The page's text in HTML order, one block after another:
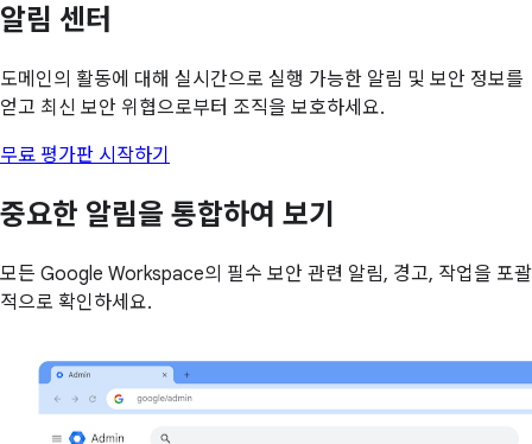
알림 센터
도메인의 활동에 대해 실시간으로 실행 가능한 알림 및 보안 정보를
얻고 최신 보안 위협으로부터 조직을 보호하세요.
무료 평가판 시작하기
중요한 알림을 통합하여 보기
모든 Google Workspace의 필수 보안 관련 알림, 경고, 작업을 포괄
적으로 확인하세요.